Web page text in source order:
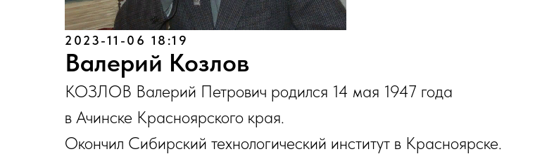
2023-11-06 18:19
Валерий Козлов
КОЗЛОВ Валерий Петрович родился 14 мая 1947 года
в Ачинске Красноярского края.
Окончил Сибирский технологический институт в Красноярске.